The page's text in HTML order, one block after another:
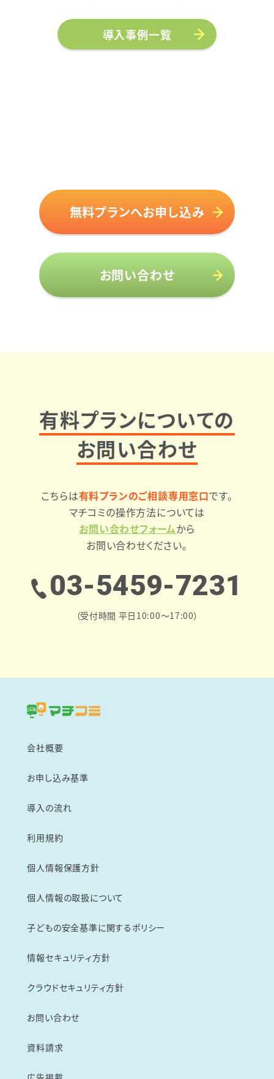
導入事例一覧
無料プランへお申し込み
お問い合わせ
有料プランについての
お問い合わせ
こちらは有料プランのご相談専用窓口です。
マチコミの操作方法については
お問い合わせフォームから
お問い合わせください。
03-5459-7231
（受付時間 平日10:00～17:00）
会社概要
お申し込み基準
導入の流れ
利用規約
個人情報保護方針
個人情報の取扱について
子どもの安全基準に関するポリシー
情報セキュリティ方針
クラウドセキュリティ方針
お問い合わせ
資料請求